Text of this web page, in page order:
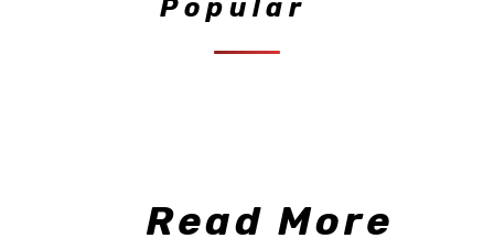
Popular
Read More